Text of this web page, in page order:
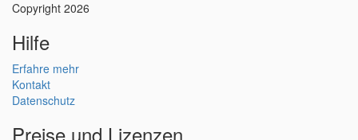
Copyright 2026
Hilfe
Erfahre mehr
Kontakt
Datenschutz
Preise und Lizenzen